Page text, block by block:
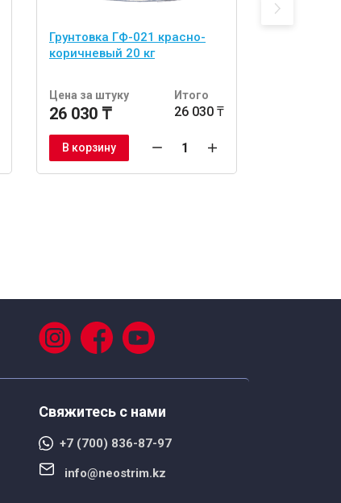
Грунтовка ГФ-021 красно-
коричневый 20 кг
Цена за штуку
26 030 ₸
Итого
26 030 ₸
В корзину
Свяжитесь с нами
+7 (700) 836-87-97
info@neostrim.kz